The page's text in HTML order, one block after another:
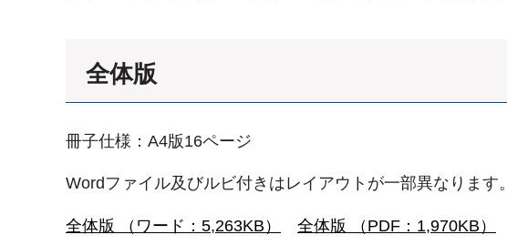
全体版
冊子仕様：A4版16ページ
Wordファイル及びルビ付きはレイアウトが一部異なります。
全体版 （ワード：5,263KB） 全体版 （PDF：1,970KB）